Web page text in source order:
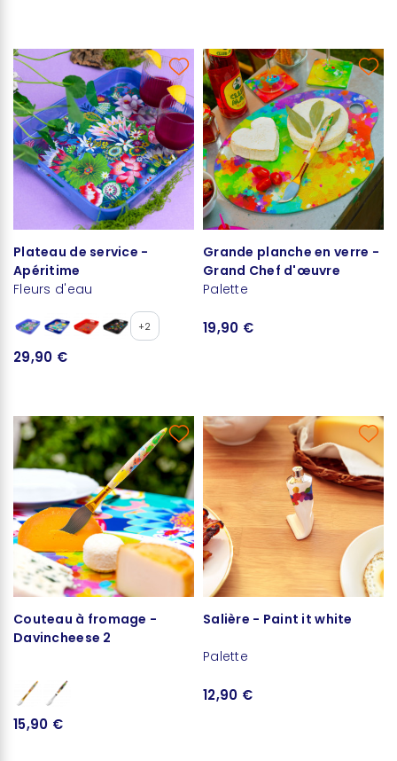
Plateau de service -
Apéritime
Fleurs d'eau
+2
29,90 €
Grande planche en verre -
Grand Chef d'œuvre
Palette
19,90 €
Couteau à fromage -
Davincheese 2
15,90 €
Salière - Paint it white
Palette
12,90 €